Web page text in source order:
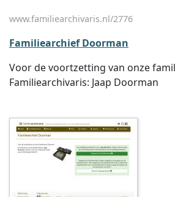
www.familiearchivaris.nl/2776
Familiearchief Doorman
Voor de voortzetting van onze
Familiearchivaris: Jaap Doorman